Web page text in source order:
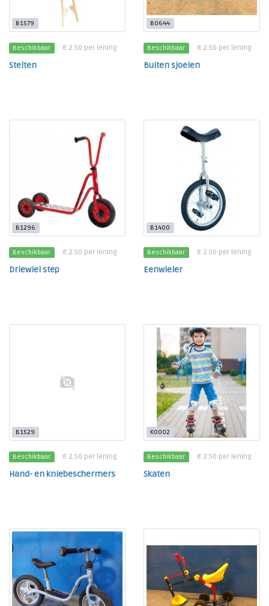
B1579
Beschikbaar € 2.50 per lening
Stelten
B0644
Beschikbaar € 2.50 per lening
Buiten sjoelen
B1296
Beschikbaar € 2.50 per lening
Driewiel step
B1400
Beschikbaar € 2.50 per lening
Eenwieler
B1529
Beschikbaar € 2.50 per lening
Hand- en kniebeschermers
K0002
Beschikbaar € 2.50 per lening
Skaten